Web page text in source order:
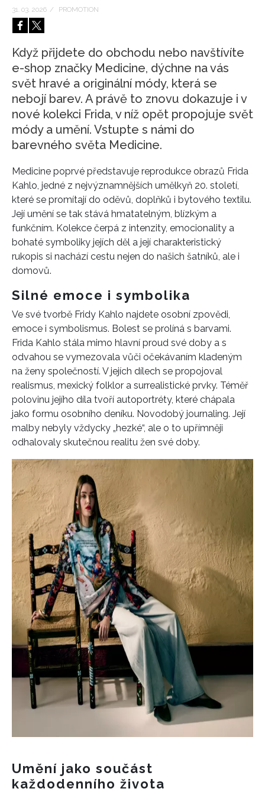
HOME
31. 03. 2026 / PROMOTION
Když přijdete do obchodu nebo navštívíte
e-shop značky Medicine, dýchne na vás
svět hravé a originální módy, která se
nebojí barev. A právě to znovu dokazuje i v
nové kolekci Frida, v níž opět propojuje svět
módy a umění. Vstupte s námi do
barevného světa Medicine.
Medicine poprvé představuje reprodukce obrazů Frida
Kahlo, jedné z nejvýznamnějších umělkyň 20. století,
které se promítají do oděvů, doplňků i bytového textilu.
Její umění se tak stává hmatatelným, blízkým a
funkčním. Kolekce čerpá z intenzity, emocionality a
bohaté symboliky jejích děl a její charakteristický
rukopis si nachází cestu nejen do našich šatníků, ale i
domovů.
Silné emoce i symbolika
Ve své tvorbě Fridy Kahlo najdete osobní zpovědi,
emoce i symbolismus. Bolest se prolíná s barvami.
Frida Kahlo stála mimo hlavní proud své doby a s
odvahou se vymezovala vůči očekávaním kladeným
na ženy společností. V jejích dílech se propojoval
realismus, mexický folklor a surrealistické prvky. Téměř
polovinu jejího díla tvoří autoportréty, které chápala
jako formu osobního deníku. Novodobý journaling. Její
malby nebyly vždycky „hezké“, ale o to upřímněji
odhalovaly skutečnou realitu žen své doby.
Umění jako součást
každodenního života